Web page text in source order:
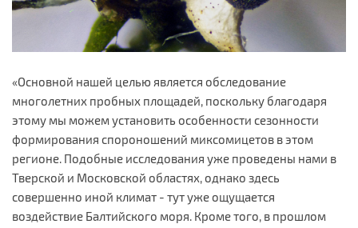
«Основной нашей целью является обследование
многолетних пробных площадей, поскольку благодаря
этому мы можем установить особенности сезонности
формирования спороношений миксомицетов в этом
регионе. Подобные исследования уже проведены нами в
Тверской и Московской областях, однако здесь
совершенно иной климат - тут уже ощущается
воздействие Балтийского моря. Кроме того, в прошлом